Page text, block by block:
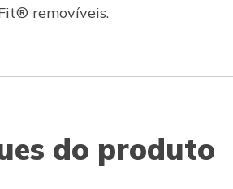
removíveis.
do produto